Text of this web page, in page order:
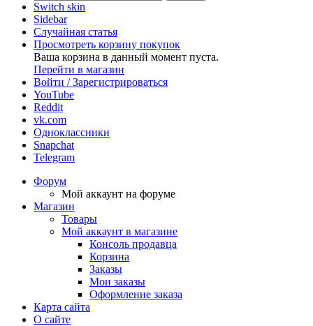
Switch skin
Sidebar
Случайная статья
Просмотреть корзину покупок
Ваша корзина в данный момент пуста.
Перейти в магазин
Войти / Зарегистрироваться
YouTube
Reddit
vk.com
Одноклассники
Snapchat
Telegram
Форум
Мой аккаунт на форуме
Магазин
Товары
Мой аккаунт в магазине
Консоль продавца
Корзина
Заказы
Мои заказы
Оформление заказа
Карта сайта
О сайте